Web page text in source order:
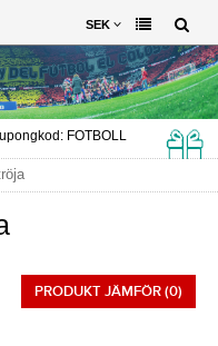
SEK
FOTBOLL
PRODUKT JÄMFÖR (0)